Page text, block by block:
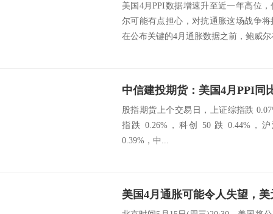
美国4月PPI数据增速升至近一年高位
尔可能有点担心，对抗通胀这场战争
在公布关键的4月通胀数据之前，鲍威
中信建投期货：美国4月PPI同
股指期货上个交易日，上证综指跌
指跌 0.26%，科创 50 跌 0.44%，
0.39%，中...
美国4月通胀可能令人失望，